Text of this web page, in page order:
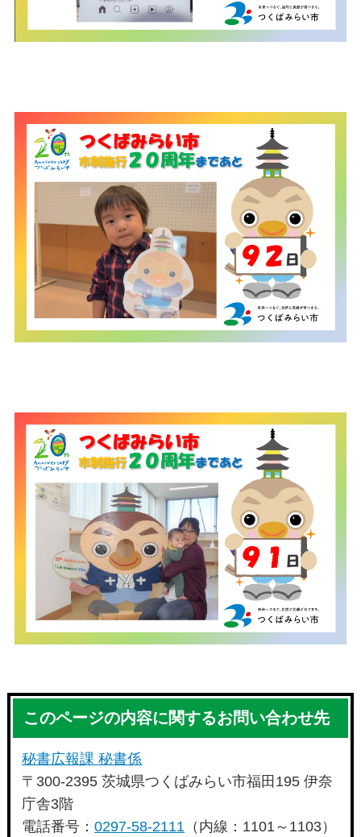
このページの内容に関するお問い合わせ先
秘書広報課 秘書係
〒300-2395 茨城県つくばみらい市福田195 伊奈
庁舎3階
電話番号：0297-58-2111 （内線：1101～1103）